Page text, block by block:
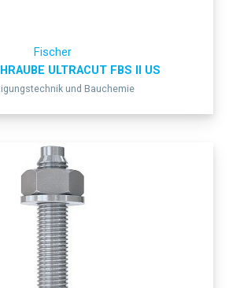
Fischer
ULTRACUT FBS II US
und Bauchemie